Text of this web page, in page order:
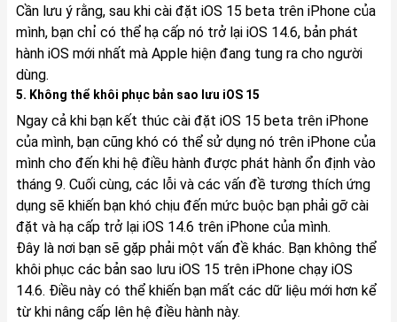
Cần lưu ý rằng, sau khi cài đặt iOS 15 beta trên iPhone của
mình, bạn chỉ có thể hạ cấp nó trở lại iOS 14.6, bản phát
hành iOS mới nhất mà Apple hiện đang tung ra cho người
dùng.
5. Không thể khôi phục bản sao lưu iOS 15
Ngay cả khi bạn kết thúc cài đặt iOS 15 beta trên iPhone
của mình, bạn cũng khó có thể sử dụng nó trên iPhone của
mình cho đến khi hệ điều hành được phát hành ổn định vào
tháng 9. Cuối cùng, các lỗi và các vấn đề tương thích ứng
dụng sẽ khiến bạn khó chịu đến mức buộc bạn phải gỡ cài
đặt và hạ cấp trở lại iOS 14.6 trên iPhone của mình.
Đây là nơi bạn sẽ gặp phải một vấn đề khác. Bạn không thể
khôi phục các bản sao lưu iOS 15 trên iPhone chạy iOS
14.6. Điều này có thể khiến bạn mất các dữ liệu mới hơn kể
từ khi nâng cấp lên hệ điều hành này.